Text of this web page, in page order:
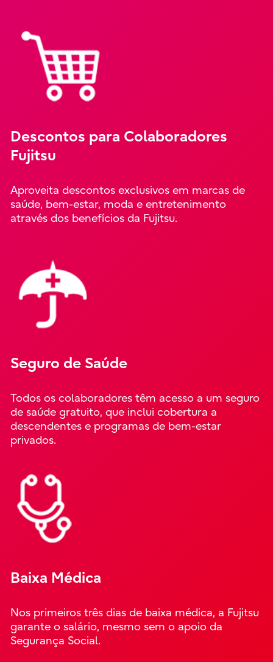
Descontos para Colaboradores
Fujitsu
Aproveita descontos exclusivos em marcas de
saúde, bem-estar, moda e entretenimento
através dos benefícios da Fujitsu.
Seguro de Saúde
Todos os colaboradores têm acesso a um seguro
de saúde gratuito, que inclui cobertura a
descendentes e programas de bem-estar
privados.
Baixa Médica
Nos primeiros três dias de baixa médica, a Fujitsu
garante o salário, mesmo sem o apoio da
Segurança Social.